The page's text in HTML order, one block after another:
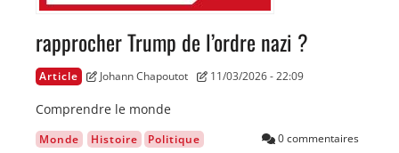
rapprocher Trump de l’ordre nazi ?
Article Johann Chapoutot 11/03/2026 - 22:09
Comprendre le monde
Monde Histoire Politique 0 commentaires